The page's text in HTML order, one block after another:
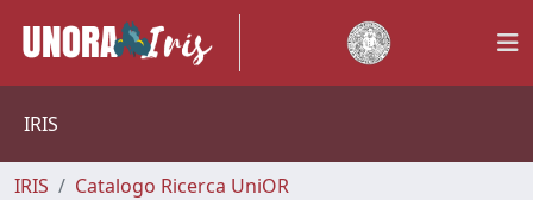
IRIS
IRIS
Catalogo Ricerca UniOR